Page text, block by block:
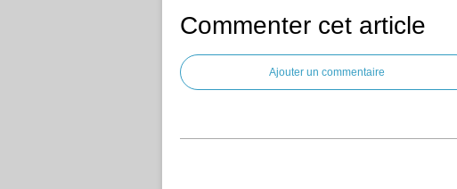
Commenter cet article
Ajouter un commentaire